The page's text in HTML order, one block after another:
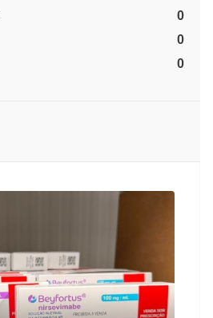
0
0
0